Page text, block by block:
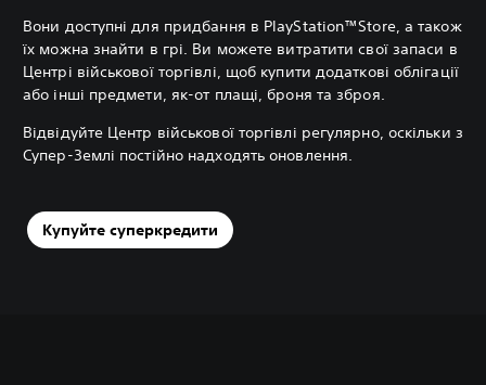
Вони доступні для придбання в PlayStation™Store, а також
їх можна знайти в грі. Ви можете витратити свої запаси в
Центрі військової торгівлі, щоб купити додаткові облігації
або інші предмети, як-от плащі, броня та зброя.
Відвідуйте Центр військової торгівлі регулярно, оскільки з
Супер-Землі постійно надходять оновлення.
Купуйте суперкредити